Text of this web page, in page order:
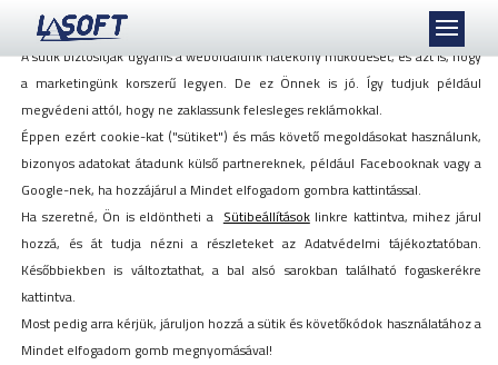
HELLÓ, itt a CAFE infó! FB poszt
2019. december 11.
Mi szeretjük a sütiket, akkor is, ha azok követnek minket!
A sütik biztosítják ugyanis a weboldalunk hatékony működését, és azt is, hogy
a marketingünk korszerű legyen. De ez Önnek is jó. Így tudjuk például
megvédeni attól, hogy ne zaklassunk felesleges reklámokkal.
Éppen ezért cookie-kat ("sütiket") és más követő megoldásokat használunk,
bizonyos adatokat átadunk külső partnereknek, például Facebooknak vagy a
Google-nek, ha hozzájárul a Mindet elfogadom gombra kattintással.
Ha szeretné, Ön is eldöntheti a Sütibeállításoklinkre kattintva, mihez járul
hozzá, és át tudja nézni a részleteket az Adatvédelmi tájékoztatóban.
Későbbiekben is változtathat, a bal alsó sarokban található fogaskerékre
kattintva.
Most pedig arra kérjük, járuljon hozzá a sütik és követőkódok használatához a
Mindet elfogadom gomb megnyomásával!